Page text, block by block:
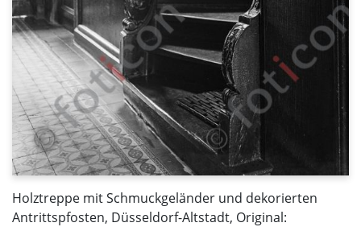
Holztreppe mit Schmuckgeländer und dekorierten
Antrittspfosten, Düsseldorf-Altstadt, Original: